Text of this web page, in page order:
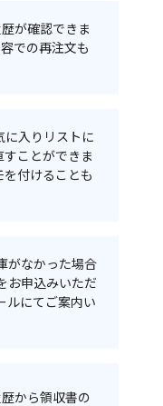
が確認できま
での再注文も
に入りリストに
ことができま
付けることも
がなかった場合
お申込みいただ
ルにてご案内い
から領収書の